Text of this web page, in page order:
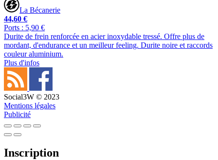
La Bécanerie
44,60 €
Ports : 5,90 €
Durite de frein renforcée en acier inoxydable tressé. Offre plus de
mordant, d'endurance et un meilleur feeling. Durite noire et raccords
couleur aluminium.
Plus d'infos
Social3W © 2023
Mentions légales
Publicité
Inscription